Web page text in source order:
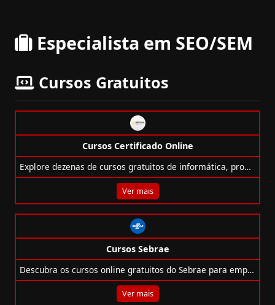
Especialista em SEO/SEM
Cursos Gratuitos
Cursos Certificado Online
Explore dezenas de cursos gratuitos de informática, programação, design, redes e mais para turbinar sua carreira online!
Ver mais
Cursos Sebrae
Descubra os cursos online gratuitos do Sebrae para empreendedores, com foco em IA, marketing, vendas, finanças e muito mais.
Ver mais